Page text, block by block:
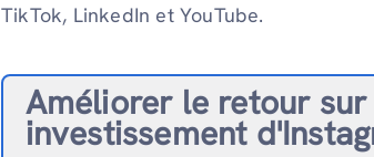
TikTok, LinkedIn et YouTube.
Améliorer le retour sur
investissement